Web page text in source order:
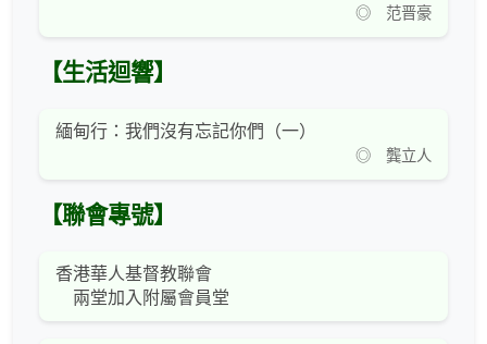
◎ 范晋豪
【生活迴響】
緬甸行：我們沒有忘記你們（一）
◎ 龔立人
【聯會專號】
香港華人基督教聯會
兩堂加入附屬會員堂